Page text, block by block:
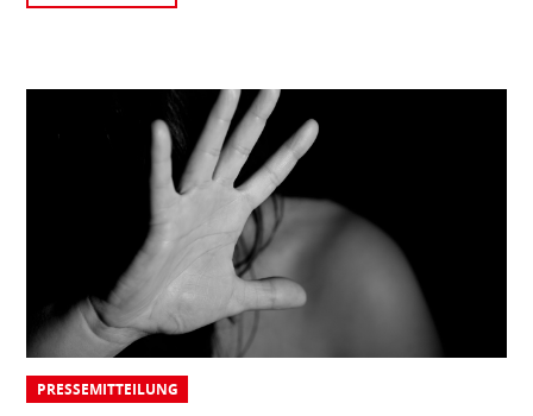
PRESSEMITTEILUNG